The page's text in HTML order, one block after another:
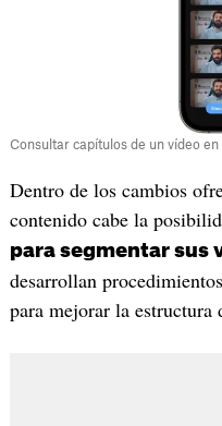
Consultar capítulos de un vídeo en
Dentro de los cambios
contenido cabe la
para segmentar sus
desarrollan
para mejorar la estructura